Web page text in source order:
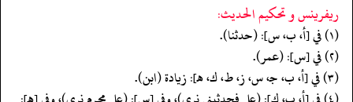
ريفرينس و تحكيم الحدیث:
(١) في [أ، ب، س]: (حدثنا).
(٢) في [س]: (عمر).
(٣) في [أ، ب، جـ، س، ز، ط، ك، هـ]: زيادة (ابن).